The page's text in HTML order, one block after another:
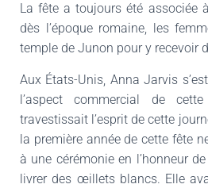
La fête a toujours été associée
dès l’époque romaine, les
temple de Junon pour y recevoir
Aux États-Unis, Anna Jarvis
l’aspect commercial de
travestissait l’esprit de cette
la première année de cette fête
à une cérémonie en l’honneur
livrer des œillets blancs. Elle